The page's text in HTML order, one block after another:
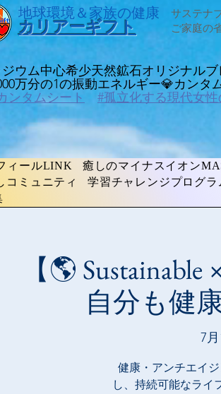
​地球環境＆家族の健康
サステナ
ご家庭の
​カリアーギフト
ジウム中心希少天然鉱石オリジナル
万分の1の振動エネルギー💎カンタ
ンタムシート
#孤立化する現代女
ィールLINK 癒しのマイナスイオン
コミュニティ
学習チャレンジプログラ
【🌎
自分も健
7
健康・アンチエイ
し、持続可能なライ